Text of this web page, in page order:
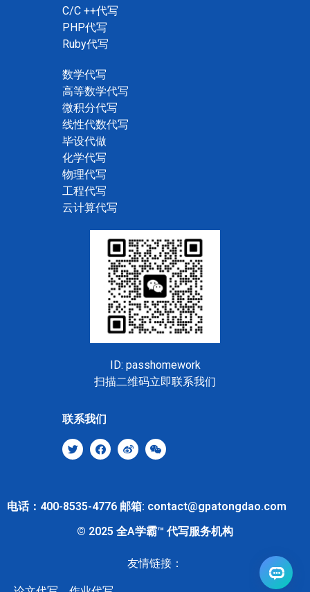
C/C ++代写
PHP代写
Ruby代写
数学代写
高等数学代写
微积分代写
线性代数代写
毕设代做
化学代写
物理代写
工程代写
云计算代写
ID: passhomework
扫描二维码立即联系我们
联系我们
电话：400-8535-4776 邮箱: contact@gpatongdao.com
© 2025 全A学霸™ 代写服务机构
友情链接：